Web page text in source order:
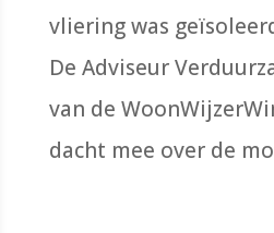
vliering was
De Adviseur
van de
dacht mee over de